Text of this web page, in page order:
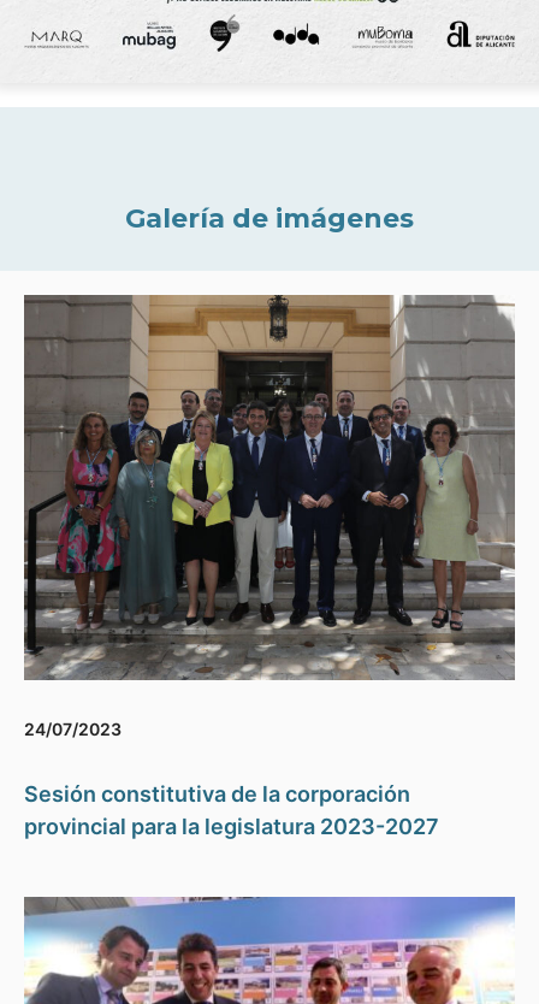
Galería de imágenes
24/07/2023
Sesión constitutiva de la corporación
provincial para la legislatura 2023-2027